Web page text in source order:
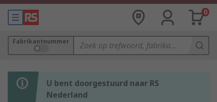
0
Fabrikantnummer
U bent doorgestuurd naar RS
Nederland